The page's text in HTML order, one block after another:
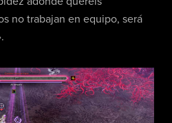
no trabajan en equipo, será